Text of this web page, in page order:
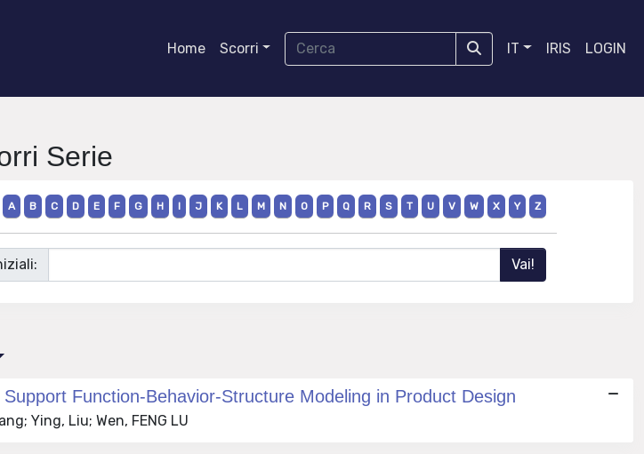
Home Scorri IT IRIS LOGIN
Serie
A B C D E F G H I J K L M N O P Q R S T U V W X Y Z
Function‐Behavior‐Structure Modeling in Product Design
Ying, Liu; Wen, FENG LU